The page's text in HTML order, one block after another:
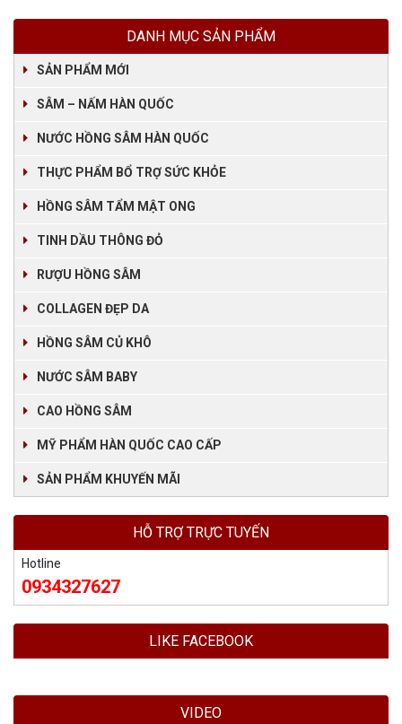
DANH MỤC SẢN PHẨM
SẢN PHẨM MỚI
SÂM – NẤM HÀN QUỐC
NƯỚC HỒNG SÂM HÀN QUỐC
THỰC PHẨM BỔ TRỢ SỨC KHỎE
HỒNG SÂM TẨM MẬT ONG
TINH DẦU THÔNG ĐỎ
RƯỢU HỒNG SÂM
COLLAGEN ĐẸP DA
HỒNG SÂM CỦ KHÔ
NƯỚC SÂM BABY
CAO HỒNG SÂM
MỸ PHẨM HÀN QUỐC CAO CẤP
SẢN PHẨM KHUYẾN MÃI
HỖ TRỢ TRỰC TUYẾN
Hotline
0934327627
LIKE FACEBOOK
VIDEO